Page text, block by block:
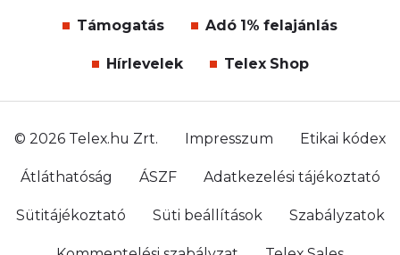
Támogatás Adó 1% felajánlás
Hírlevelek Telex Shop
© 2026 Telex.hu Zrt. Impresszum Etikai kódex
Átláthatóság ÁSZF Adatkezelési tájékoztató
Sütitájékoztató Süti beállítások Szabályzatok